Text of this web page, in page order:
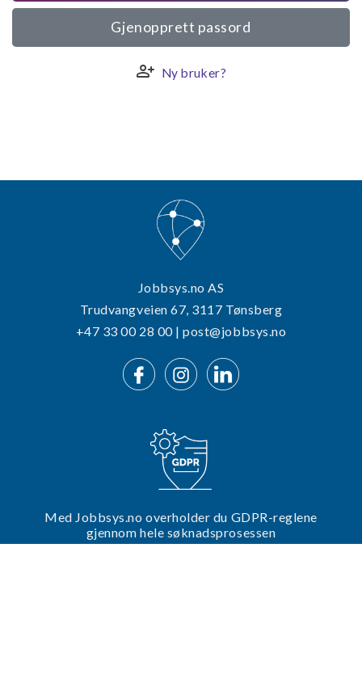
Gjenopprett passord
person_add Ny bruker?
Jobbsys.no AS
Trudvangveien 67, 3117 Tønsberg
+47 33 00 28 00 | post@jobbsys.no
Med Jobbsys.no overholder du GDPR-reglene
gjennom hele søknadsprosessen